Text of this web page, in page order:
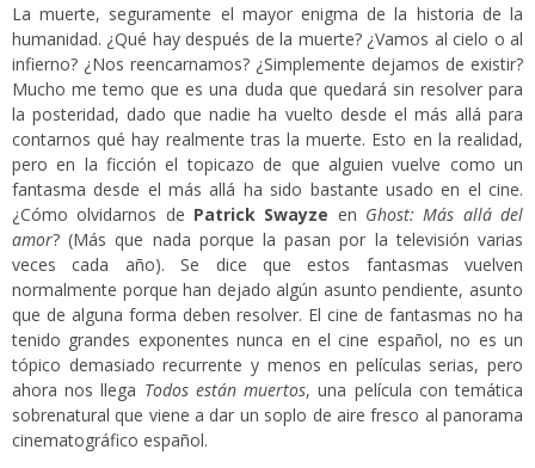
La muerte, seguramente el mayor enigma de la historia de la
humanidad. ¿Qué hay después de la muerte? ¿Vamos al cielo o al
infierno? ¿Nos reencarnamos? ¿Simplemente dejamos de existir?
Mucho me temo que es una duda que quedará sin resolver para
la posteridad, dado que nadie ha vuelto desde el más allá para
contarnos qué hay realmente tras la muerte. Esto en la realidad,
pero en la ficción el topicazo de que alguien vuelve como un
fantasma desde el más allá ha sido bastante usado en el cine.
¿Cómo olvidarnos de Patrick Swayze en Ghost: Más allá del
amor? (Más que nada porque la pasan por la televisión varias
veces cada año). Se dice que estos fantasmas vuelven
normalmente porque han dejado algún asunto pendiente, asunto
que de alguna forma deben resolver. El cine de fantasmas no ha
tenido grandes exponentes nunca en el cine español, no es un
tópico demasiado recurrente y menos en películas serias, pero
ahora nos llega Todos están muertos, una película con temática
sobrenatural que viene a dar un soplo de aire fresco al panorama
cinematográfico español.